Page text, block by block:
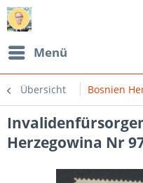
Menü
Übersicht Bosnien
Herzegowina Nr